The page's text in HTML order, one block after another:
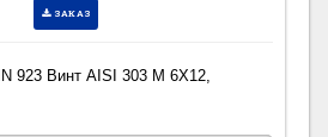
ЗАКАЗ
923 Винт AISI 303 M 6X12,